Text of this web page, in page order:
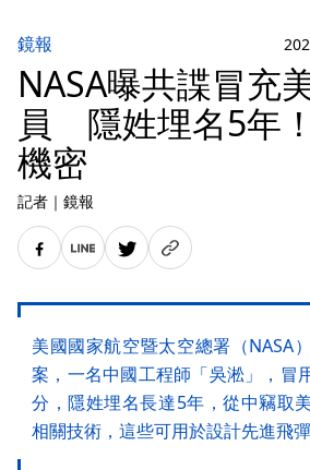
鏡報
NASA曝共諜冒充
員 隱姓埋名5年
機密
記者 ｜ 鏡報
美國國家航空暨太空總署（NASA
案，一名中國工程師「吳淞」，冒
分，隱姓埋名長達5年，從中竊取
相關技術，這些可用於設計先進飛彈